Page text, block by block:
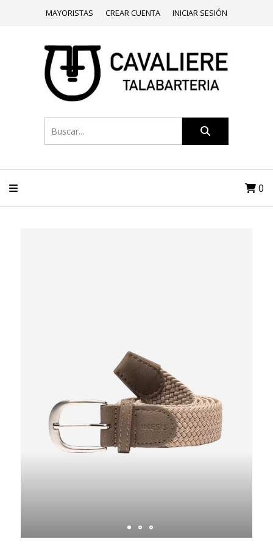
MAYORISTAS CREAR CUENTA INICIAR SESIÓN
0